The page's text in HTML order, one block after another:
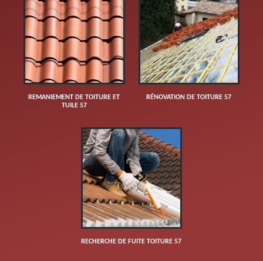
REMANIEMENT DE TOITURE ET
TUILE 57
RÉNOVATION DE TOITURE 57
RECHERCHE DE FUITE TOITURE 57